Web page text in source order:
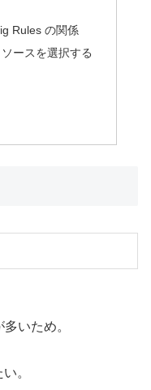
Rules の関係
ースを選択する
いため。
。